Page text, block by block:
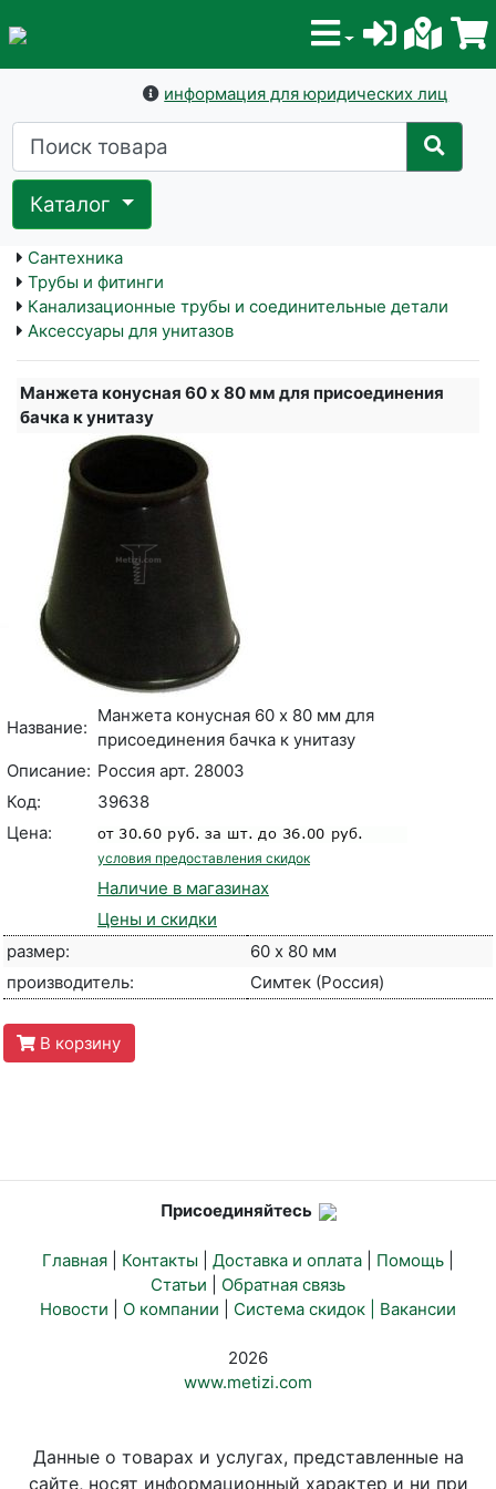
информация для юридических лиц
Каталог
Сантехника
Трубы и фитинги
Канализационные трубы и соединительные детали
Аксессуары для унитазов
Манжета конусная 60 х 80 мм для присоединения
бачка к унитазу
Название:
Манжета конусная 60 х 80 мм для
присоединения бачка к унитазу
Описание: Россия арт. 28003
Код:
39638
Цена:
условия предоставления скидок
Наличие в магазинах
Цены и скидки
размер:
60 х 80 мм
производитель:
Симтек (Россия)
В корзину
Присоединяйтесь
Главная Контакты Доставка и оплата Помощь
Статьи
Обратная связь
Новости
О компании Система скидок | Вакансии
2026
www.metizi.com
Данные о товарах и услугах, представленные на
сайте, носят информационный характер и ни при